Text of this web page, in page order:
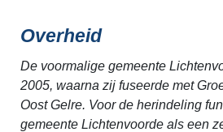
Overheid
De voormalige gemeente
2005, waarna zij fuseerde met
Oost Gelre. Voor de herindeling
gemeente Lichtenvoorde als een